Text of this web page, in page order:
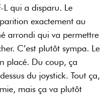
L qui a disparu. Le
exactement au
arrondi qui va permettre
C’est plutôt sympa. Le
placé. Du coup, ça
du joystick. Tout ça,
mais ça va plutôt